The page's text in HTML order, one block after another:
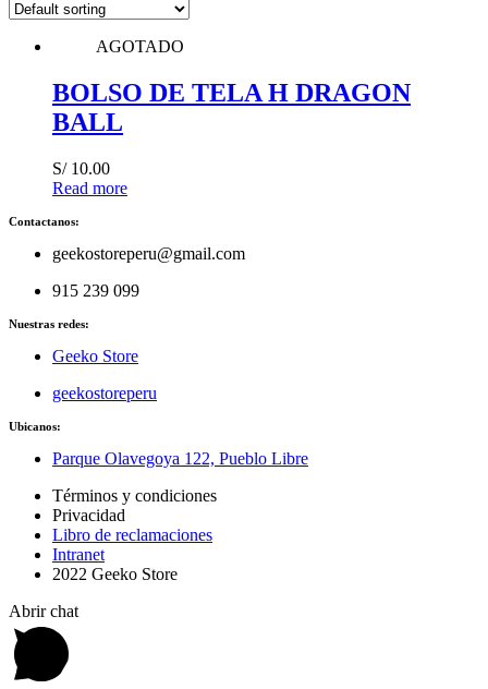
AGOTADO
BOLSO DE TELA H DRAGON
BALL
S/10.00
Read more
Contactanos:
geekostoreperu@gmail.com
915 239 099
Nuestras redes:
Geeko Store
geekostoreperu
Ubicanos:
Parque Olavegoya 122, Pueblo Libre
Términos y condiciones
Privacidad
Libro de reclamaciones
Intranet
2022 Geeko Store
Abrir chat